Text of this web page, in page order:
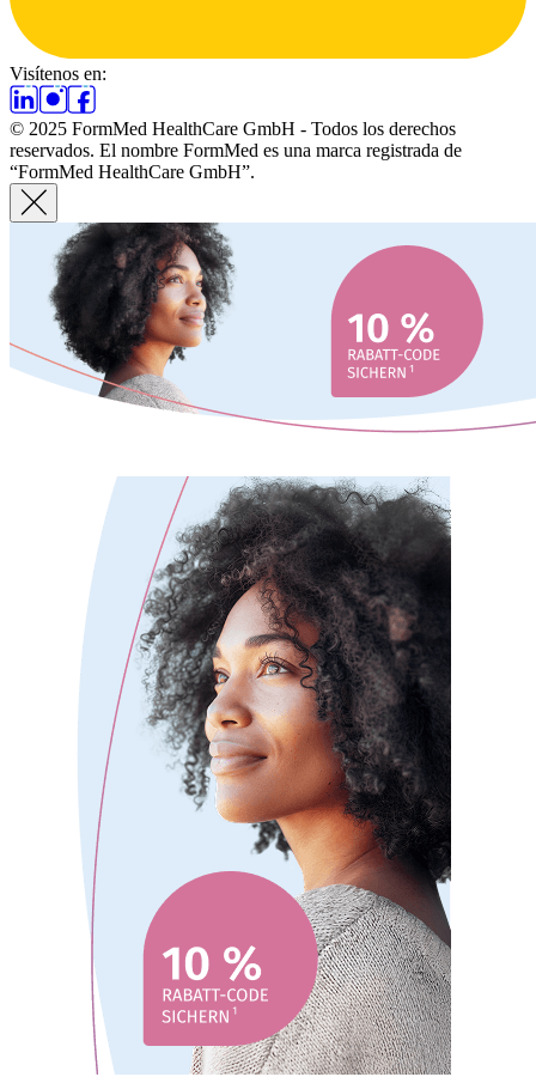
Visítenos en:
© 2025 FormMed HealthCare GmbH - Todos los derechos
reservados. El nombre FormMed es una marca registrada de
“FormMed HealthCare GmbH”.